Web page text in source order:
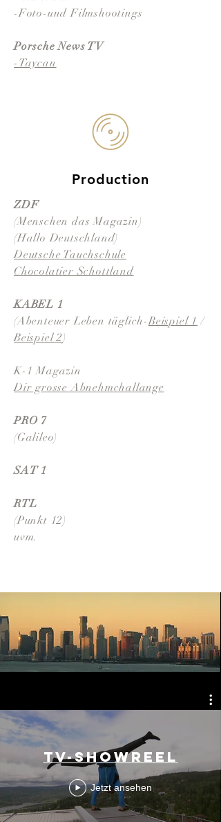
-Foto-und Filmshootings
Porsche News TV
-Taycan
Production
ZDF
(Menschen das Magazin)
(Hallo Deutschland)
Deutsche Tauchschule
Chocolatier Schottland
KABEL 1
(Abenteuer Leben täglich-Beispiel 1 /
Beispiel 2)
K-1 Magazin
Dir grosse Abnehmchallange
PRO 7
(Galileo)
SAT 1
RTL
(Punkt 12)
uvm.
TV-Showreel
Jetzt ansehen